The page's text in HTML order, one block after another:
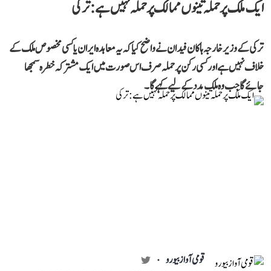
ایک ملک پر حملہ تینوں ممالک پر حملہ نہیں ہے: ترکی
ترکی کے وزیر خارجہ ہاکان فیدان نے واضح کیا کہ یہ معاہدہ ایران یا کسی مخصوص ملک کے
خلاف نہیں ہے اور کسی رکن پر حملہ صرف اس صورت میں ایک مشترکہ خطرہ سمجھا
جائے گا جب وہ ملک مدد کے لیے کہے گا۔
قومی آواز بیورو